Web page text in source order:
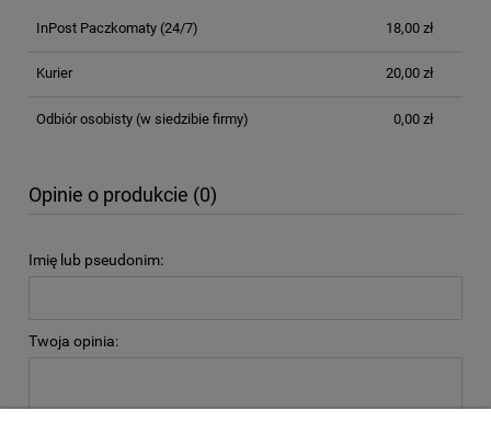
InPost Paczkomaty (24/7) 18,00 zł
Kurier 20,00 zł
Odbiór osobisty(w siedzibie firmy) 0,00 zł
Opinie o produkcie (0)
Imię lub pseudonim:
Twoja opinia: